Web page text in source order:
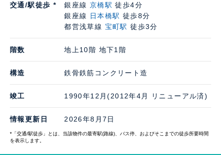
交通/駅徒歩 * 銀座線 京橋駅 徒歩4分
銀座線
日本橋駅 徒歩8分
都営浅草線 宝町駅 徒歩3分
階数 地上10階 地下1階
構造 鉄骨鉄筋コンクリート造
竣工 1990年12月(2012年4月 リニューアル済)
情報更新日 2026年8月7日
*「交通/駅徒歩」とは、当該物件の最寄駅(路線)、バス停、およびそこまでの徒歩所要時間
を表示します。